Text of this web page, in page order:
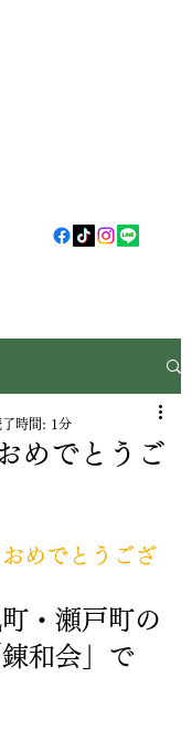
めでとうご
了時間: 1分
めでとうござ
・瀬戸町の
錬和会 」で